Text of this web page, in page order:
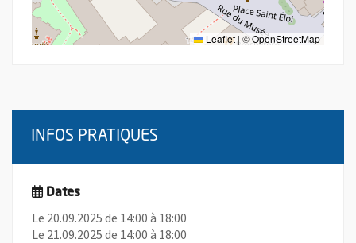
Leaflet | ©OpenStreetMap
INFOS PRATIQUES
Dates
Le 20.09.2025 de 14:00 à 18:00
Le 21.09.2025 de 14:00 à 18:00